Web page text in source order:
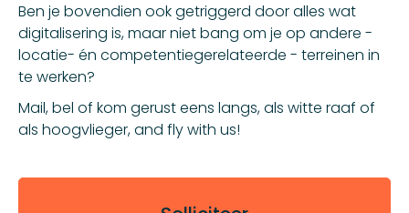
Ben je bovendien ook getriggerd door alles wat
digitalisering is, maar niet bang om je op andere -
locatie- én competentiegerelateerde - terreinen in
te werken?
Mail, bel of kom gerust eens langs, als witte raaf of
als hoogvlieger, and fly with us!